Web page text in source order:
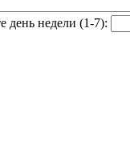
день недели (1-7):